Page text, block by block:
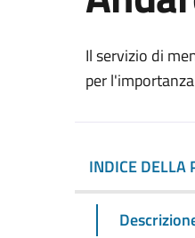
Il servizio di
per
INDICE DELLA